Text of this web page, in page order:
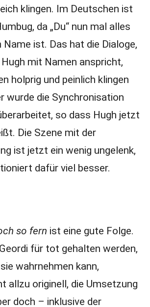
klingen. Im Deutschen ist
da „Du“ nun mal alles
Name ist. Das hat die Dialoge,
mit Namen anspricht,
holprig und peinlich klingen
wurde die Synchronisation
so dass Hugh jetzt
Die Szene mit der
ist jetzt ein wenig ungelenk,
dafür viel besser.
so fern ist eine gute Folge.
für tot gehalten werden,
wahrnehmen kann,
allzu originell, die Umsetzung
doch – inklusive der